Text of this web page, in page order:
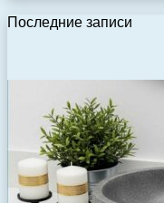
Последние записи